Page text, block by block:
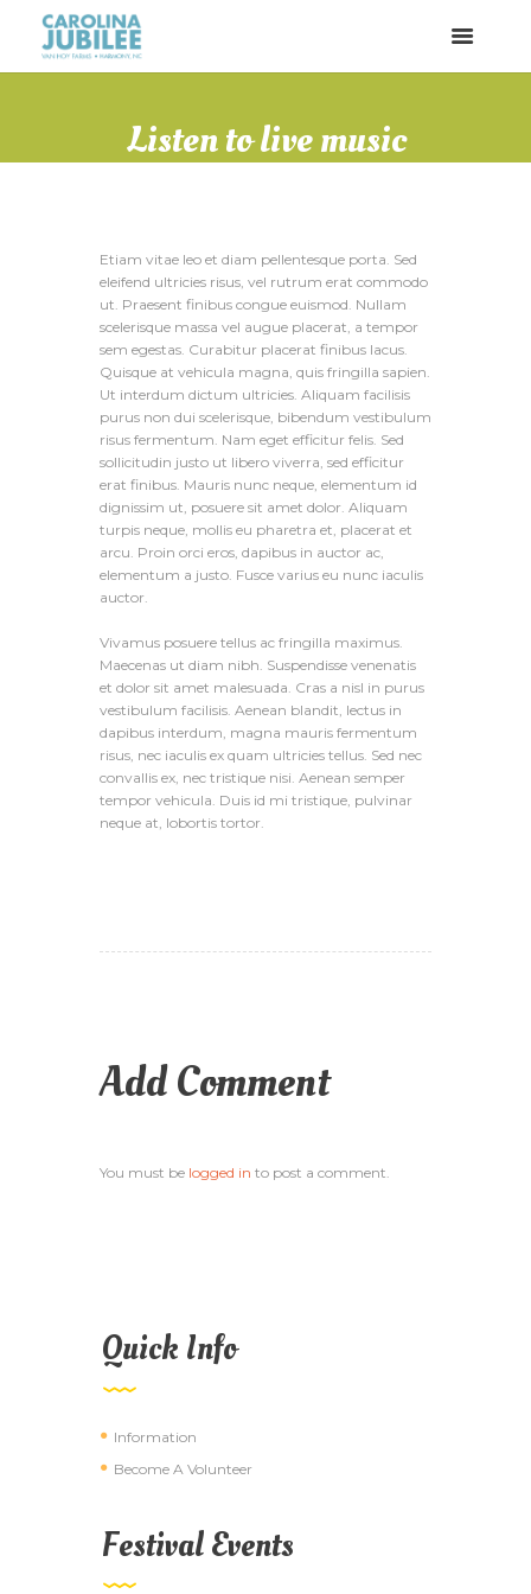
Listen to live music
Etiam vitae leo et diam pellentesque porta. Sed
eleifend ultricies risus, vel rutrum erat commodo
ut. Praesent finibus congue euismod. Nullam
scelerisque massa vel augue placerat, a tempor
sem egestas. Curabitur placerat finibus lacus.
Quisque at vehicula magna, quis fringilla sapien.
Ut interdum dictum ultricies. Aliquam facilisis
purus non dui scelerisque, bibendum vestibulum
risus fermentum. Nam eget efficitur felis. Sed
sollicitudin justo ut libero viverra, sed efficitur
erat finibus. Mauris nunc neque, elementum id
dignissim ut, posuere sit amet dolor. Aliquam
turpis neque, mollis eu pharetra et, placerat et
arcu. Proin orci eros, dapibus in auctor ac,
elementum a justo. Fusce varius eu nunc iaculis
auctor.
Vivamus posuere tellus ac fringilla maximus.
Maecenas ut diam nibh. Suspendisse venenatis
et dolor sit amet malesuada. Cras a nisl in purus
vestibulum facilisis. Aenean blandit, lectus in
dapibus interdum, magna mauris fermentum
risus, nec iaculis ex quam ultricies tellus. Sed nec
convallis ex, nec tristique nisi. Aenean semper
tempor vehicula. Duis id mi tristique, pulvinar
neque at, lobortis tortor.
Add Comment
You must be logged in to post a comment.
Quick Info
Information
Become A Volunteer
Festival Events